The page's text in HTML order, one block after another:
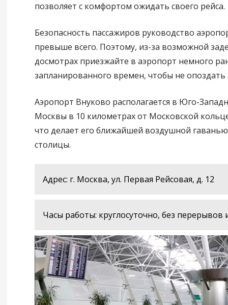
позволяет с комфортом ожидать своего рейса.
Безопасность пассажиров руководство
превыше всего. Поэтому, из-за возможной
досмотрах приезжайте в аэропорт немного
запланированного времен, чтобы не опоздать
Аэропорт Внуково располагается в Юго-
Москвы в 10 километрах от Московской
что делает его ближайшей воздушной
столицы.
Адрес: г. Москва, ул. Первая Рейсовая, д. 12
Часы работы: круглосуточно, без перерывов